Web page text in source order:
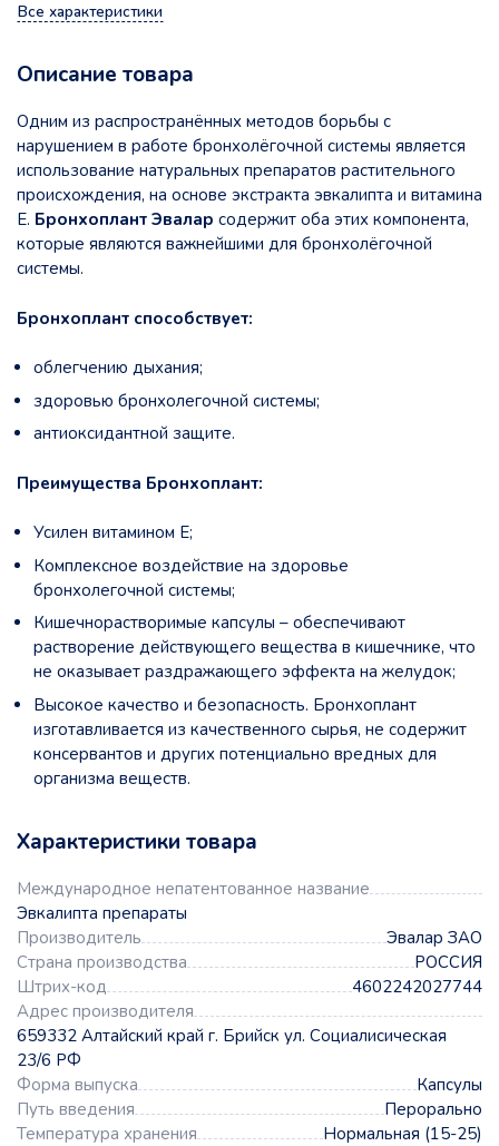
Все характеристики
Описание товара
Одним из распространённых методов борьбы с
нарушением в работе бронхолёгочной системы является
использование натуральных препаратов растительного
происхождения, на основе экстракта эвкалипта и витамина
Е. Бронхоплант Эвалар содержит оба этих компонента,
которые являются важнейшими для бронхолёгочной
системы.
Бронхоплант способствует:
облегчению дыхания;
здоровью бронхолегочной системы;
антиоксидантной защите.
Преимущества Бронхоплант:
Усилен витамином Е;
Комплексное воздействие на здоровье
бронхолегочной системы;
Кишечнорастворимые капсулы – обеспечивают
растворение действующего вещества в кишечнике, что
не оказывает раздражающего эффекта на желудок;
Высокое качество и безопасность. Бронхоплант
изготавливается из качественного сырья, не содержит
консервантов и других потенциально вредных для
организма веществ.
Характеристики товара
Международное непатентованное название
Эвкалипта препараты
Производитель
Эвалар ЗАО
Страна производства
РОССИЯ
Штрих-код
4602242027744
Адрес производителя
659332 Алтайский край г. Брийск ул. Социалисическая
23/6 РФ
Форма выпуска
Капсулы
Путь введения
Перорально
Температура хранения
Нормальная (15-25)